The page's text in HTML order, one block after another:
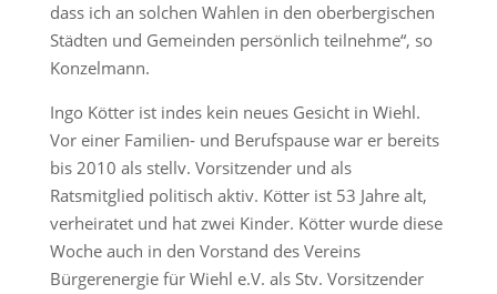
dass ich an solchen Wahlen in den oberbergischen
Städten und Gemeinden persönlich teilnehme“, so
Konzelmann.
Ingo Kötter ist indes kein neues Gesicht in Wiehl.
Vor einer Familien- und Berufspause war er bereits
bis 2010 als stellv. Vorsitzender und als
Ratsmitglied politisch aktiv. Kötter ist 53 Jahre alt,
verheiratet und hat zwei Kinder. Kötter wurde diese
Woche auch in den Vorstand des Vereins
Bürgerenergie für Wiehl e.V. als Stv. Vorsitzender